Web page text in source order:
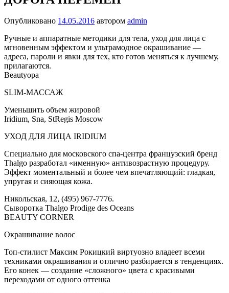
Опубликовано 14.05.2016 автором admin
Ручные и аппаратные методики для тела, уход для лица с
мгновенным эффектом и ультрамодное окрашивание —
адреса, пароли и явки для тех, кто готов меняться к лучшему,
прилагаются.
Beautyopa
SLIM-МАССАЖ
Уменьшить объем жировой
Iridium, Sna, StRegis Moscow
УХОД ДЛЯ ЛИЦА IRIDIUM
Специально для московского спа-центра французский бренд
Thalgo разработал «именную» антивозрастную процедуру.
Эффект моментальный и более чем впечатляющий: гладкая,
упругая и сияющая кожа.
Никольская, 12, (495) 967-7776.
Сыворотка Thalgo Prodige des Oceans
BEAUTY CORNER
Окрашивание волос
Топ-стилист Максим Рокицкий виртуозно владеет всеми
техниками окрашивания и отлично разбирается в тенденциях.
Его конек — создание «сложного» цвета с красивыми
переходами от одного оттенка